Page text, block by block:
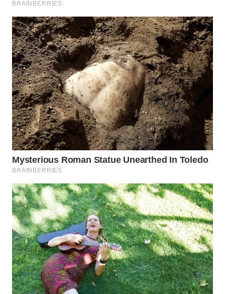
TRAVEL
WAHANA
TV
WAHANANEWS
ID
WAHANANEWS
CO ID
WAHANANEWS
NET
SPORT
WAHANA
UMKM
WAHANA
SELEB